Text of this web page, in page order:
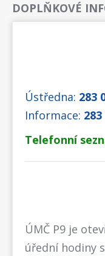
DOPLŇKOVÉ
Ústředna: 283
Informace: 283
Telefonní
ÚMČ P9 je
úřední hodiny